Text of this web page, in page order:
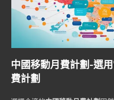
中國移動月費計劃-選
費計劃